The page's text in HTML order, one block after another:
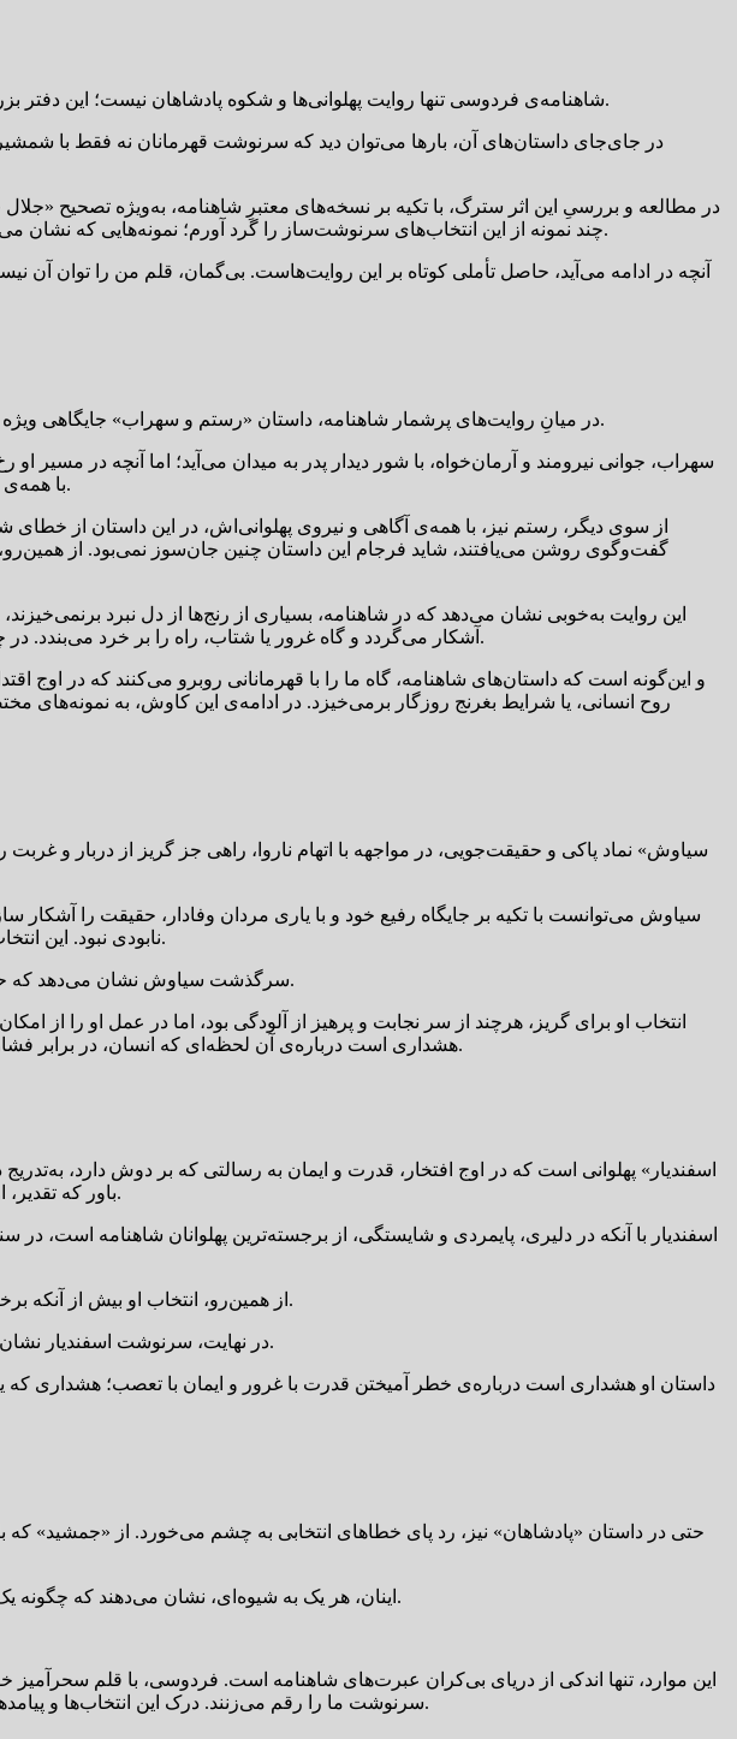
شاهنامه‌ی فردوسی تنها روایت پهلوانی‌ها و شکوه پادشاهان نیست؛ این دفتر بزرگ، گنجینه‌ای سرشار از تجربه‌های انسانی، تأمل‌های اخلاقی و اشارت‌های ژرف به فراز و فرود زندگی آدمی است.
در جای‌جای داستان‌های آن، بارها می‌توان دید که سرنوشت قهرمانان نه فقط با
در مطالعه و بررسیِ این اثر سترگ، با تکیه بر نسخه‌های معتبرِ شاهنامه، به‌ویژه تصحیح
چند نمونه از این انتخاب‌های سرنوشت‌ساز را گرد آورم؛ نمونه‌هایی که نشان می‌دهد خطا در تصمیم‌گیری، حتی برای بزرگ‌ترین پهلوانان، نیز می‌تواند سرآغاز اندوهی بزرگ و فرجامی دردناک باشد.
آنچه در ادامه می‌آید، حاصل تأملی کوتاه بر این روایت‌هاست. بی‌گمان، قلم من را توان آن
در میانِ روایت‌های پرشمار شاهنامه، داستان «رستم و سهراب» جایگاهی ویژه دارد؛ روایتی که بیش از هر چیز، تراژدی یک ناآگاهی جان‌سوز و یک انتخاب نادیده‌ گرفته‌ شده را پیش چشم می‌آورد.
سهراب، جوانی نیرومند و آرمان‌خواه، با شور دیدار پدر به میدان می‌آید؛ اما آنچه در
با همه‌ی شوق و جسارتش، در شناخت پدر دچار لغزشی بزرگ می‌شود و همین نادانی، او را به سرنوشتی اندوه‌بار می‌کشاند.
از سوی دیگر، رستم نیز، با همه‌ی آگاهی و نیروی پهلوانی‌اش، در این داستان از
گفت‌وگوی روشن می‌یافتند، شاید فرجام این داستان چنین جان‌سوز نمی‌بود. از
این روایت به‌خوبی نشان می‌دهد که در شاهنامه، بسیاری از رنج‌ها از دل نبرد
آشکار می‌گردد و گاه غرور یا شتاب، راه را بر خرد می‌بندد. در چنین جهانی، پهلوانی تنها در زور بازو خلاصه نمی‌شود؛ بلکه خردمندی، درنگ، و توان تشخیص نیز از ارکان پهلوانی‌اند.
و این‌گونه است که داستان‌های شاهنامه، گاه ما را با قهرمانانی روبرو می‌کنند که در اوج
روح انسانی، یا شرایط بغرنج روزگار برمی‌خیزد. در ادامه‌ی این کاوش، به
سیاوش می‌توانست با تکیه بر جایگاه رفیع خود و با یاری مردان وفادار، حقیقت را آشکار
نابودی نبود. این انتخاب، بیش از آنکه نشانه‌ی ضعف باشد، تصویری است از استیصال انسان پاک در جهانی که حقیقت در آن رنگ می‌بازد.
سرگذشت سیاوش نشان می‌دهد که حتی پاکی و صداقت، اگر در لحظه‌ی تصمیم‌گیری به راهی نادرست متکی شوند، می‌توانند به سرنوشتی تلخ بینجامند.
انتخاب او برای گریز، هرچند از سر نجابت و پرهیز از آلودگی بود، اما در عمل او را
هشداری است درباره‌ی آن لحظه‌ای که انسان، در برابر فشار و بی‌عدالتی، به جای ایستادن و بازساختن موقعیت، راهی را برمی‌گزیند که پایانش ناگزیر به زیان او تمام می‌شود.
باور که تقدیر، او را از هر گزندی محفوظ خواهد داشت، قدم در راهی می‌گذارد که از آغاز، نشانه‌های فرجام تلخ در آن آشکار است.
اسفندیار با آنکه در دلیری، پایمردی و شایستگی، از برجسته‌ترین پهلوانان شاهنامه
از همین‌رو، انتخاب او بیش از آنکه برخاسته از خرد باشد، از اعتماد افراطی به سرنوشت و از ایستادن سرسختانه بر موضعی یک‌سویه سرچشمه می‌گیرد.
در نهایت، سرنوشت اسفندیار نشان می‌دهد که حتی والاترین پهلوان نیز اگر در ارزیابی خود و دیگری دچار خطا شود، می‌تواند به سوی تباهی رانده شود.
داستان او هشداری است درباره‌ی خطر آمیختن قدرت با غرور و ایمان با تعصب؛ هشداری
حتی در داستان «پادشاهان» نیز، رد پای خطاهای انتخابی به چشم می‌خورد. از «جمشید»
اینان، هر یک به شیوه‌ای، نشان می‌دهند که چگونه یک انتخاب نادرست، که ریشه در غرور، جهل، یا هوس دارد، می‌تواند پایه‌های قدرت را سست کند و به ویرانی بینجامد.
این موارد، تنها اندکی از دریای بی‌کران عبرت‌های شاهنامه است. فردوسی، با قلم
سرنوشت ما را رقم می‌زنند. درک این انتخاب‌ها و پیامدهایشان، نه تنها برای فهم بهتر شاهنامه، بلکه برای راهیابی در پیچ‌وخم‌های زندگی امروزی نیز، چراغی فروزان است.